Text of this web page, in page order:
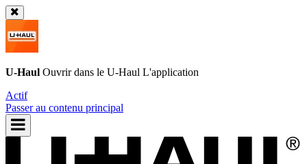
U-Haul Ouvrir dans le U-Haul L'application
Actif
Passer au contenu principal